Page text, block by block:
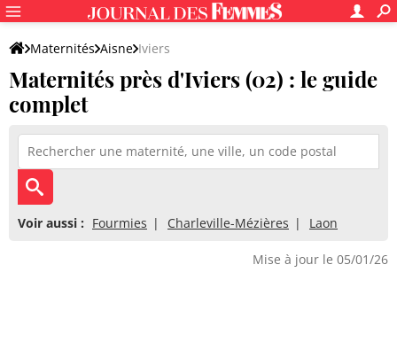
Maternités Aisne Iviers
Maternités près d'Iviers (02) : le guide
complet
Voir aussi : Fourmies Charleville-Mézières Laon
Mise à jour le 05/01/26